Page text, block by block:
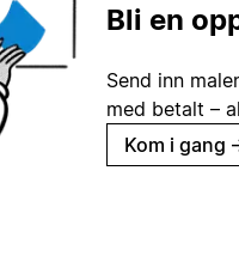
Bli en
Send inn
med betalt –
Kom i gang